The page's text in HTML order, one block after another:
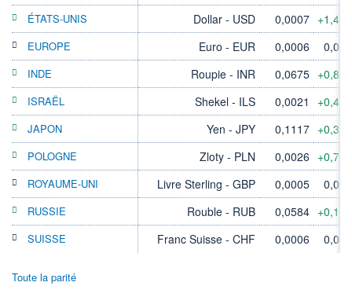
ÉTATS-UNIS Dollar - USD 0,0007
EUROPE Euro - EUR 0,0006
INDE Roupie - INR 0,0675
ISRAËL Shekel - ILS 0,0021
JAPON Yen - JPY 0,1117
POLOGNE Zloty - PLN 0,0026
ROYAUME-UNI Livre Sterling - GBP 0,0005
RUSSIE Rouble - RUB 0,0584
SUISSE Franc Suisse - CHF 0,0006
Toute la parité